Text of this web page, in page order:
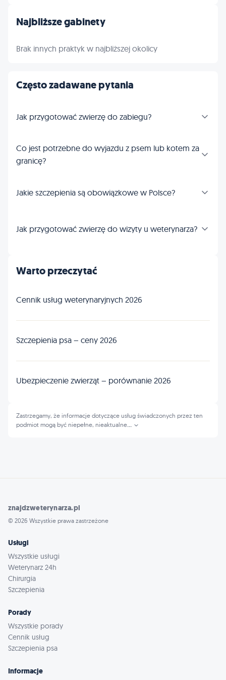
Najbliższe gabinety
Brak innych praktyk w najbliższej okolicy
Często zadawane pytania
Jak przygotować zwierzę do zabiegu?
Co jest potrzebne do wyjazdu z psem lub kotem za
granicę?
Jakie szczepienia są obowiązkowe w Polsce?
Jak przygotować zwierzę do wizyty u weterynarza?
Warto przeczytać
Cennik usług weterynaryjnych 2026
Szczepienia psa – ceny 2026
Ubezpieczenie zwierząt – porównanie 2026
Zastrzegamy, że informacje dotyczące usług świadczonych przez ten
podmiot mogą być niepełne, nieaktualne...
znajdzweterynarza.pl
© 2026 Wszystkie prawa zastrzeżone
Usługi
Wszystkie usługi
Weterynarz 24h
Chirurgia
Szczepienia
Porady
Wszystkie porady
Cennik usług
Szczepienia psa
Informacje